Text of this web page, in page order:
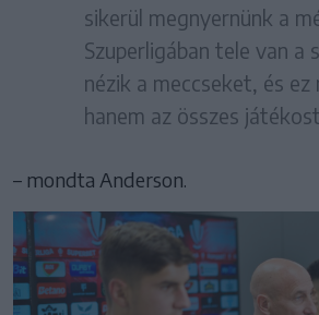
sikerül megnyernünk a
Szuperligában tele van a
nézik a meccseket, és ez
hanem az összes
– mondta Anderson.